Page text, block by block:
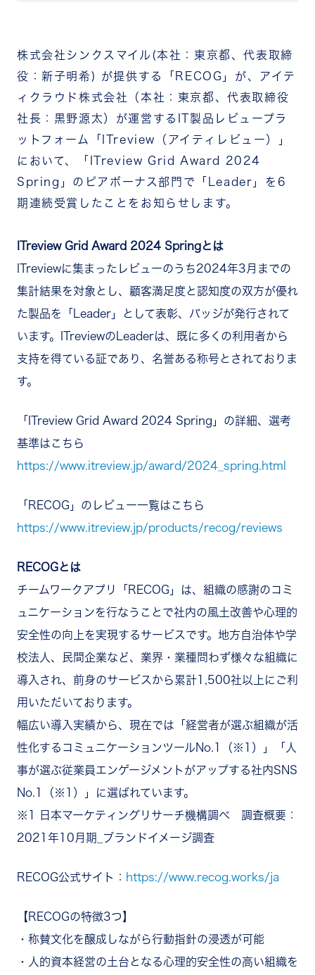
株式会社シンクスマイル(本社：東京都、代表取締
役：新子明希) が提供する「RECOG」が、アイテ
ィクラウド株式会社（本社：東京都、代表取締役
社長：黒野源太）が運営するIT製品レビュープラ
ットフォーム「ITreview（アイティレビュー）」
において、「ITreview Grid Award 2024
Spring」のピアボーナス部門で「Leader」を6
期連続受賞したことをお知らせします。
ITreview Grid Award 2024 Springとは
ITreviewに集まったレビューのうち2024年3月までの
集計結果を対象とし、顧客満足度と認知度の双方が優れ
た製品を「Leader」として表彰、バッジが発行されて
います。ITreviewのLeaderは、既に多くの利用者から
支持を得ている証であり、名誉ある称号とされておりま
す。
「ITreview Grid Award 2024 Spring」の詳細、選考
基準はこちら
https://www.itreview.jp/award/2024_spring.html
「RECOG」のレビュー一覧はこちら
https://www.itreview.jp/products/recog/reviews
RECOGとは
チームワークアプリ「RECOG」は、組織の感謝のコミ
ュニケーションを行なうことで社内の風土改善や心理的
安全性の向上を実現するサービスです。地方自治体や学
校法人、民間企業など、業界・業種問わず様々な組織に
導入され、前身のサービスから累計1,500社以上にご利
用いただいております。
幅広い導入実績から、現在では「経営者が選ぶ組織が活
性化するコミュニケーションツールNo.1（※1）」「人
事が選ぶ従業員エンゲージメントがアップする社内SNS
No.1（※1）」に選ばれています。
※1 日本マーケティングリサーチ機構調べ 調査概要：
2021年10月期_ブランドイメージ調査
RECOG公式サイト： https://www.recog.works/ja
【RECOGの特徴3つ】
・称賛文化を醸成しながら行動指針の浸透が可能
・人的資本経営の土台となる心理的安全性の高い組織を